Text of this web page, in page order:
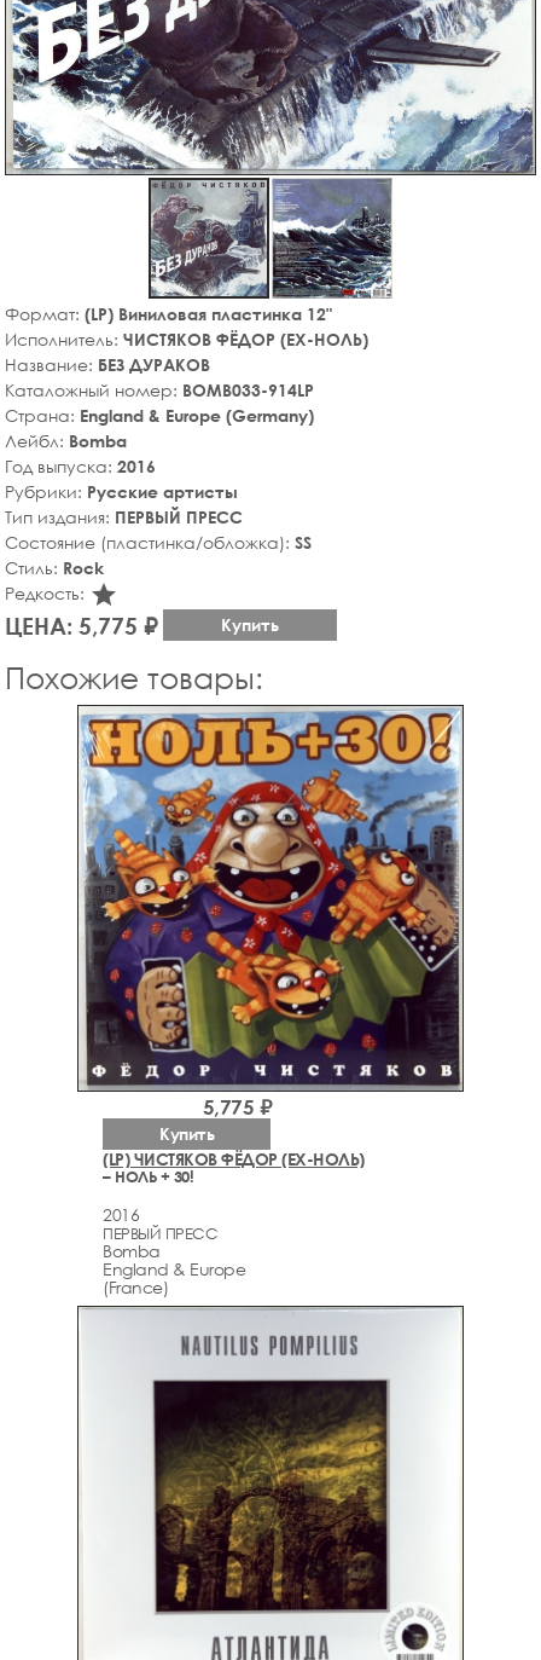
Формат: (LP) Виниловая пластинка 12"
Исполнитель: ЧИСТЯКОВ ФЁДОР (EX-НОЛЬ)
Название: БЕЗ ДУРАКОВ
Каталожный номер: BOMB033-914LP
Страна: England & Europe (Germany)
Лейбл: Bomba
Год выпуска: 2016
Рубрики: Русские артисты
Тип издания: ПЕРВЫЙ ПРЕСС
Состояние (пластинка/обложка): SS
Стиль: Rock
Редкость: star_rate
ЦЕНА: 5,775 ₽ Купить
Похожие товары:
(LP) ЧИСТЯКОВ ФЁДОР (EX-НОЛЬ)
– НОЛЬ + 30!
2016
ПЕРВЫЙ ПРЕСС
Bomba
England & Europe
(France)
5,775 ₽
Купить